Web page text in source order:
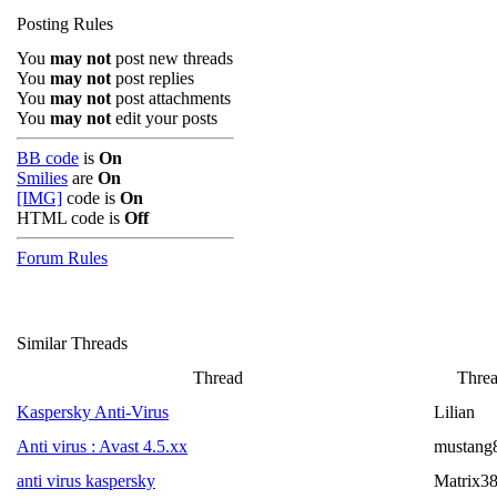
Posting Rules
You may not post new threads
You may not post replies
You may not post attachments
You may not edit your posts
BB code is On
Smilies are On
[IMG] code is On
HTML code is Off
Forum Rules
Similar Threads
Thread
Kaspersky Anti-Virus
Lilian
Anti virus : Avast 4.5.xx
anti virus kaspersky
Matrix38